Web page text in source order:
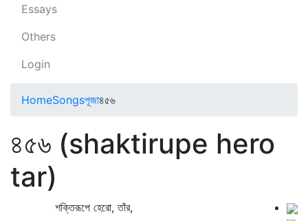
Essays
Others
Login
HomeSongsপূজা৪৫৬
৪৫৬ (shaktirupe hero
tar)
শক্তিরূপে হেরো, তাঁর,